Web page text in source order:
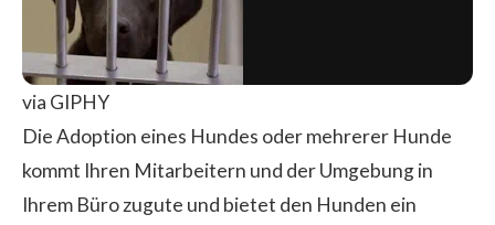
via GIPHY
Die Adoption eines Hundes oder mehrerer Hunde
kommt Ihren Mitarbeitern und der Umgebung in
Ihrem Büro zugute und bietet den Hunden ein